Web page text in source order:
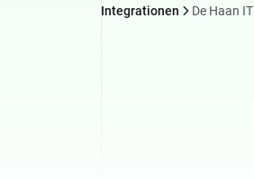
Integrationen De Haan